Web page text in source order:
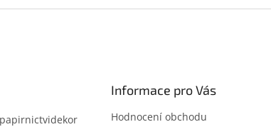
papirnictvidekor
Informace pro Vás
Hodnocení obchodu